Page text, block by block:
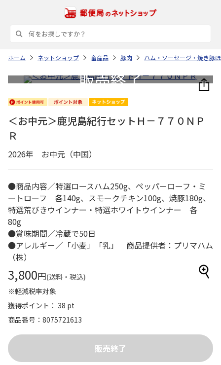
ホーム ネットショップ 畜産品 豚肉 ハム・ソーセージ・焼き豚
＜お中元＞鹿児島紀行セットＨ－７７０ＮＰ
Ｒ
2026年 お中元（中国）
●商品内容／特選ロースハム250g、ペッパーローフ・ミ
ートローフ 各140g、スモークチキン100g、焼豚180g、
特選荒びきウインナー・特選ホワイトウインナー 各
80g
●賞味期間／冷蔵で50日
●アレルギー／「小麦」「乳」 商品提供者：プリマハム
（株）
3,800円(送料・税込)
※軽減税率対象
獲得ポイント： 38 pt
商品番号
8075721613